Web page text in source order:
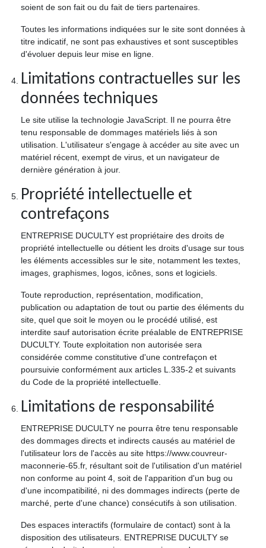
soient de son fait ou du fait de tiers partenaires.
Toutes les informations indiquées sur le site sont données à
titre indicatif, ne sont pas exhaustives et sont susceptibles
d'évoluer depuis leur mise en ligne.
Limitations contractuelles sur les
données techniques
Le site utilise la technologie JavaScript. Il ne pourra être
tenu responsable de dommages matériels liés à son
utilisation. L'utilisateur s'engage à accéder au site avec un
matériel récent, exempt de virus, et un navigateur de
dernière génération à jour.
Propriété intellectuelle et
contrefaçons
ENTREPRISE DUCULTY est propriétaire des droits de
propriété intellectuelle ou détient les droits d'usage sur tous
les éléments accessibles sur le site, notamment les textes,
images, graphismes, logos, icônes, sons et logiciels.
Toute reproduction, représentation, modification,
publication ou adaptation de tout ou partie des éléments du
site, quel que soit le moyen ou le procédé utilisé, est
interdite sauf autorisation écrite préalable de ENTREPRISE
DUCULTY. Toute exploitation non autorisée sera
considérée comme constitutive d'une contrefaçon et
poursuivie conformément aux articles L.335-2 et suivants
du Code de la propriété intellectuelle.
Limitations de responsabilité
ENTREPRISE DUCULTY ne pourra être tenu responsable
des dommages directs et indirects causés au matériel de
l'utilisateur lors de l'accès au site https://www.couvreur-
maconnerie-65.fr, résultant soit de l'utilisation d'un matériel
non conforme au point 4, soit de l'apparition d'un bug ou
d'une incompatibilité, ni des dommages indirects (perte de
marché, perte d'une chance) consécutifs à son utilisation.
Des espaces interactifs (formulaire de contact) sont à la
disposition des utilisateurs. ENTREPRISE DUCULTY se